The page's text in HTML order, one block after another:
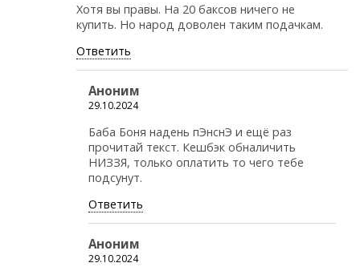
Хотя вы правы. На 20 баксов ничего не
купить. Но народ доволен таким подачкам.
Ответить
Аноним
29.10.2024
Баба Боня надень пЭнснЭ и ещё раз
прочитай текст. Кешбэк обналичить
НИЗЗЯ, только оплатить то чего тебе
подсунут.
Ответить
Аноним
29.10.2024